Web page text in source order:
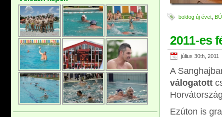
boldog új évet
2011-es
július 30th, 2011
A
válogatott
Ezúton is